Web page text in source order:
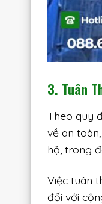
3. Tuân
Theo quy
về an
hộ, trong
Việc tuân
đối với